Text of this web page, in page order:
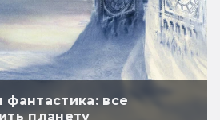
фантастика: все
планету